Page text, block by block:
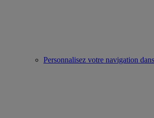
Personnalisez votre navigation